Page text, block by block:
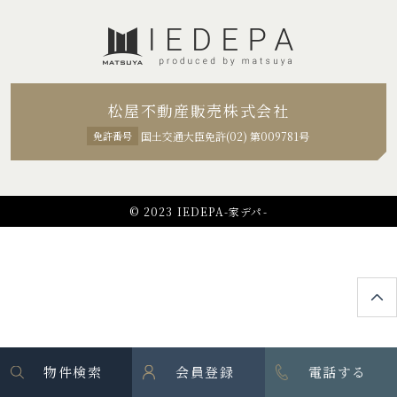
松屋不動産販売株式会社
免許番号 国土交通大臣免許(02) 第009781号
© 2023 IEDEPA-家デパ-
物件検索 会員登録 電話する